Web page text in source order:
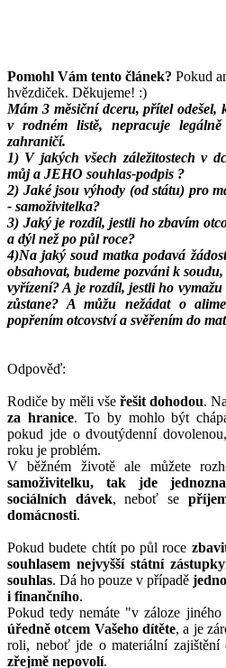
Pomohl Vám tento článek? Pokud
hvězdiček. Děkujeme! :)
Mám 3 měsiční dceru, přítel odešel,
v rodném listě, nepracuje
zahraničí.
1) V jakých všech záležitostech v
můj a JEHO souhlas-podpis ?
2) Jaké jsou výhody (od státu) pro
- samoživitelka?
3) Jaký je rozdíl, jestli ho zbavím
a dýl než po půl roce?
4)Na jaký soud matka podavá
obsahovat, budeme pozváni k
vyřízení? A je rozdíl, jestli ho
zůstane? A můžu nežádat o
popřením otcovství a svěřením do
Odpověď:
Rodiče by měli vše řešit dohodou.
za hranice. To by mohlo být
pokud jde o dvoutýdenní
roku je problém.
V běžném životě ale můžete
samoživitelku, tak jde
sociálních dávek, neboť se
domácnosti.
Pokud budete chtít po půl roce
souhlasem nejvyšší státní
souhlas. Dá ho pouze v případě
i finančního.
Pokud tedy nemáte "v záloze jiného
úředně otcem Vašeho dítěte, a je
roli, neboť jde o materiální zajištění
zřejmě nepovolí.